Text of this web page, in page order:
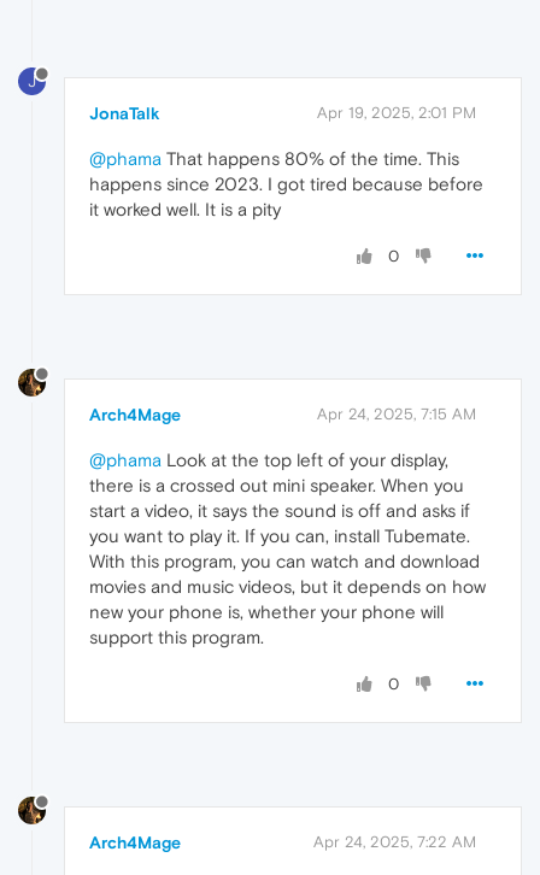
J
JonaTalk Apr 19, 2025, 2:01 PM
@phama That happens 80% of the time. This
happens since 2023. I got tired because before
it worked well. It is a pity
0
Arch4Mage Apr 24, 2025, 7:15 AM
@phama Look at the top left of your display,
there is a crossed out mini speaker. When you
start a video, it says the sound is off and asks if
you want to play it. If you can, install Tubemate.
With this program, you can watch and download
movies and music videos, but it depends on how
new your phone is, whether your phone will
support this program.
0
Arch4Mage Apr 24, 2025, 7:22 AM